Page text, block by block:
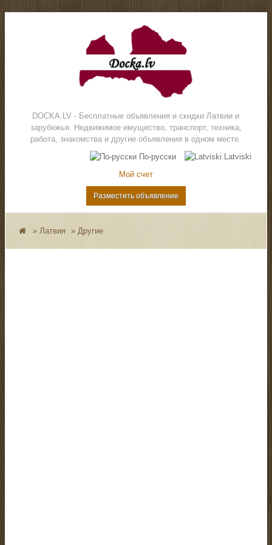
DOCKA.LV - Бесплатные объявления и скидки Латвии и
зарубежья. Недвижимое имущество, транспорт, техника,
работа, знакомства и другие объявления в одном месте.
По-русски
Latviski
Мой счет
Разместить объявление
»Латвия »Другие